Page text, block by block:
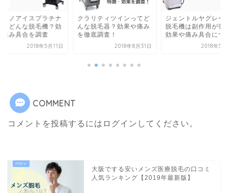
ラノアイスプラチナ
てどんな脱毛機？効
痛み具合を調査
2018年5月11日
クラリティツインってど
んな脱毛器？効果や痛み
を徹底調査！
2018年8月31日
ジェントルヤグレー
脱毛機は副作用が強
効果や痛み具合につ
2018年5
COMMENT
コメントを投稿するには ログイン してください。
大阪でする安いメンズ医療脱毛の口コミ
人気ランキング【2019年最新版】